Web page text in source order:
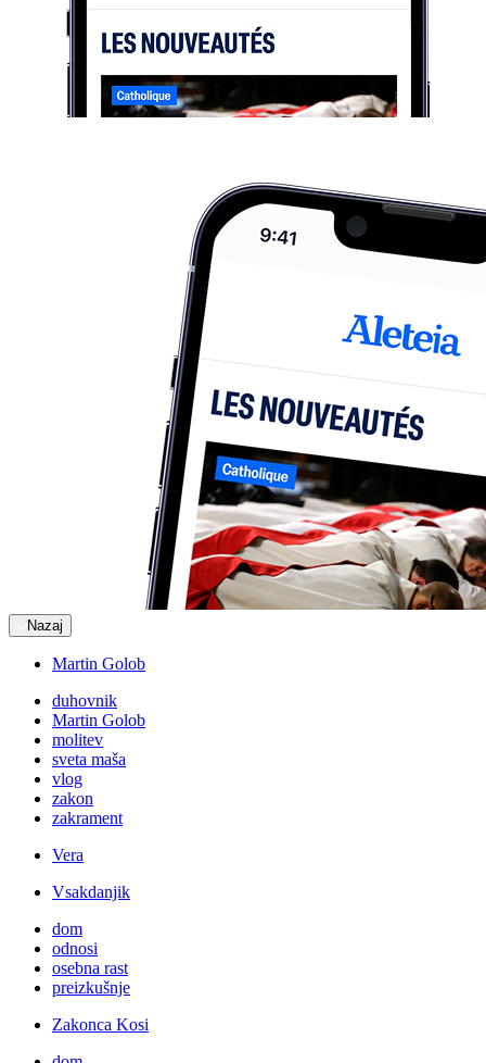
Nazaj
Martin Golob
duhovnik
Martin Golob
molitev
sveta maša
vlog
zakon
zakrament
Vera
Vsakdanjik
dom
odnosi
osebna rast
preizkušnje
Zakonca Kosi